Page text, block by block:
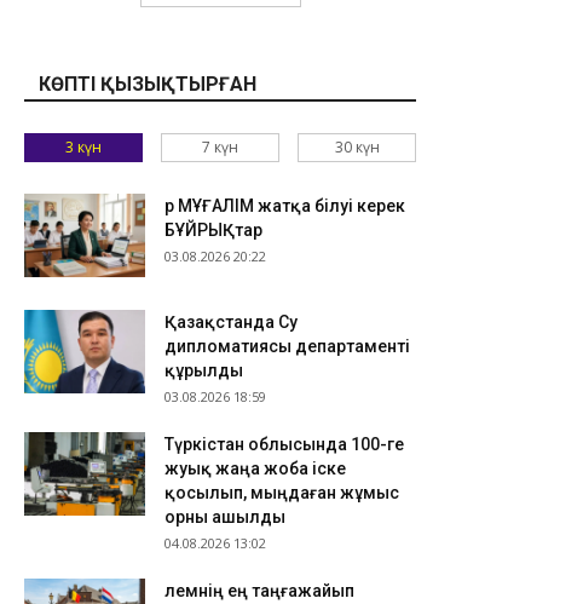
Астанада сөндірілмеген сіріңкеден Audi A6 өртеніп
06.08.2026 12:14
Қызылордада баласына 12 млн теңге алимент
06.08.2026 12:01
Мектеп пәндері жасанды интеллект бойынша
бөлімдермен жаңартылды
06.08.2026 11:45
​ПРЕЗИДЕНТ ТАПСЫРМАСЫ: ШЫМКЕНТТЕ
ҚАУІПСІЗДІКТІ БАҚЫЛАЙТЫН ДРОНДАР ЖҮЙЕСІ
КЕҢЕЙТІЛДІ
06.08.2026 11:38
Қостанайда лицензиясыз қарыз беріп,
КӨПТІ ҚЫЗЫҚТЫРҒАН
3 күн 7 күн 30 күн
Әр МҰҒАЛІМ жатқа білуі керек
БҰЙРЫҚтар
03.08.2026 20:22
Қазақстанда Су
дипломатиясы департаменті
құрылды
03.08.2026 18:59
Түркістан облысында 100-ге
жуық жаңа жоба іске
қосылып, мыңдаған жұмыс
орны ашылды
04.08.2026 13:02
​Әлемнің ең таңғажайып